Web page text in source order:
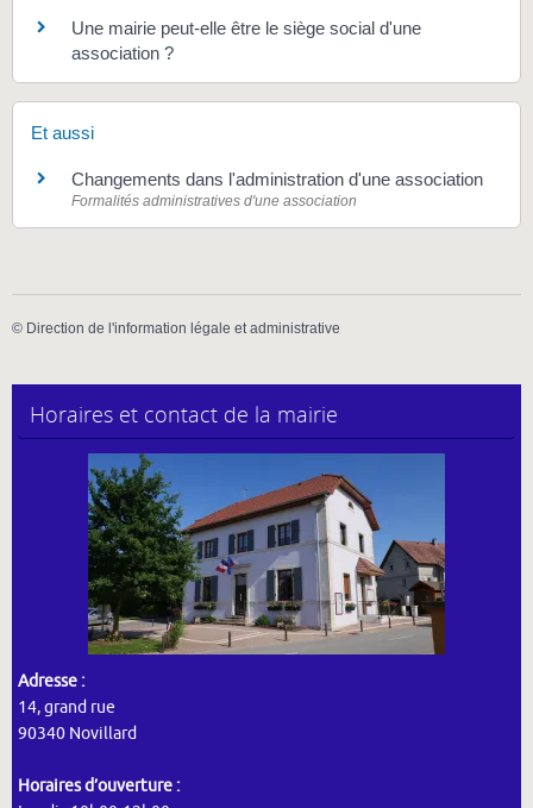
Une mairie peut-elle être le siège social d'une
association ?
Et aussi
Changements dans l'administration d'une association
Formalités administratives d'une association
© Direction de l'information légale et administrative
Horaires et contact de la mairie
Adresse :
14, grand rue
90340 Novillard
Horaires d’ouverture :